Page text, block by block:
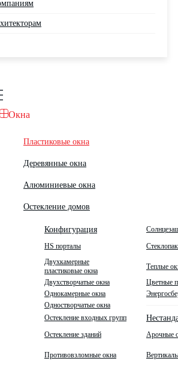
Окна
Пластиковые окна
Деревянные окна
Алюминиевые окна
Остекление домов
Конфигурация
HS порталы
Двухкамерные
пластиковые окна
Двухстворчатые окна
Однокамерные окна
Одностворчатые окна
Остекление входных групп
Остекление зданий
Противовзломные окна
Теплые
Цветные
Арочные